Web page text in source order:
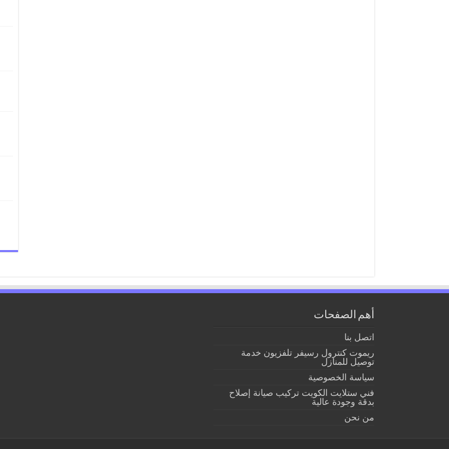
أهم الصفحات
اتصل بنا
ريموت كنترول رسيفر تلفزيون خدمة
توصيل للمنازل
سياسة الخصوصية
فني ستلايت الكويت تركيب صيانة إصلاح
بدقة وجودة عالية
من نحن